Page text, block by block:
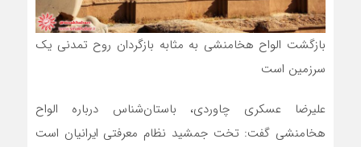
بازگشت الواح هخامنشی به مثابه بازگردان روح تمدنی یک
سرزمین است
علیرضا عسکری چاوردی، باستان‌شناس درباره الواح
هخامنشی گفت: تخت جمشید نظام معرفتی ایرانیان است